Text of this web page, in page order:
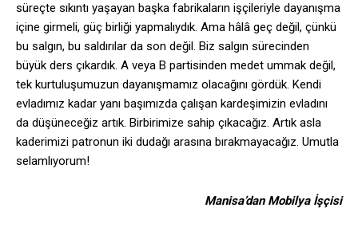
süreçte sıkıntı yaşayan başka fabrikaların işçileriyle dayanışma
içine girmeli, güç birliği yapmalıydık. Ama hâlâ geç değil, çünkü
bu salgın, bu saldırılar da son değil. Biz salgın sürecinden
büyük ders çıkardık. A veya B partisinden medet ummak değil,
tek kurtuluşumuzun dayanışmamız olacağını gördük. Kendi
evladımız kadar yanı başımızda çalışan kardeşimizin evladını
da düşüneceğiz artık. Birbirimize sahip çıkacağız. Artık asla
kaderimizi patronun iki dudağı arasına bırakmayacağız. Umutla
selamlıyorum!
Manisa’dan Mobilya İşçisi